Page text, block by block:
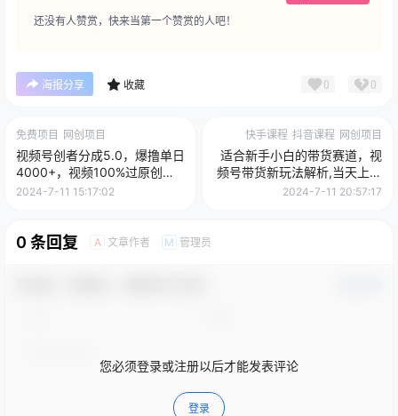
还没有人赞赏，快来当第一个赞赏的人吧！
海报分享 收藏 0 0
免费项目 网创项目
视频号创者分成5.0，爆撸单日
4000+，视频100%过原创，
最快当天见收益
2024-7-11 15:17:02
快手课程 抖音课程 网创项目
适合新手小白的带货赛道，视
频号带货新玩法解析,当天上手
当天见收益，日入500+
2024-7-11 20:57:17
0 条回复 A 文章作者 M 管理员
您必须登录或注册以后才能发表评论
登录